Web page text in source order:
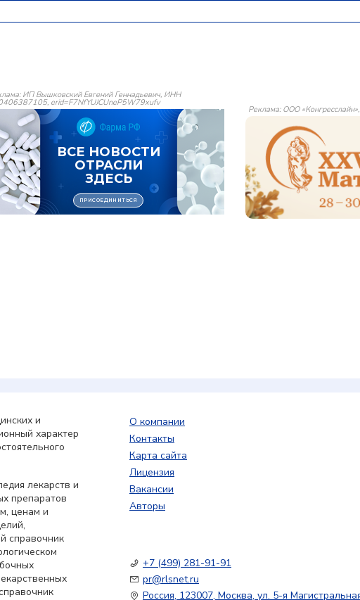
ИП Вышковский Евгений Геннадьевич, ИНН
erid=F7NfYUJCUneP5W79xufv
Реклама: ООО
и
характер
лекарств и
препаратов
ценам и
справочник
О компании
Контакты
Карта сайта
Лицензия
Вакансии
Авторы
+7 (499) 281-91-91
pr@rlsnet.ru
Россия, 123007, Москва, ул. 5-я